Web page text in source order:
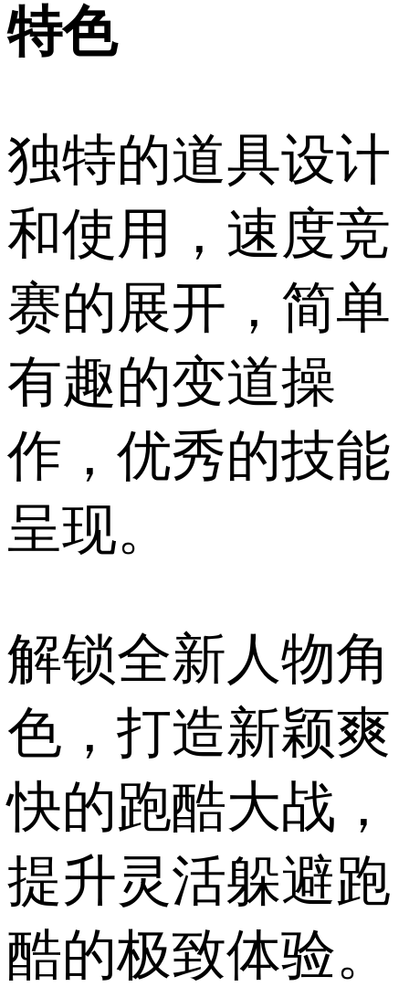
特色
独特的道具设计
和使用，速度竞
赛的展开，简单
有趣的变道操
作，优秀的技能
呈现。
解锁全新人物角
色，打造新颖爽
快的跑酷大战，
提升灵活躲避跑
酷的极致体验。